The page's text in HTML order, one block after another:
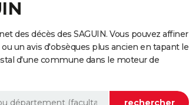
des décès des SAGUIN. Vous pouvez affiner
un avis d'obsèques plus ancien en tapant le
d'une commune dans le moteur de